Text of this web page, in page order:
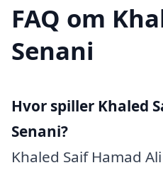
FAQ om
Senani
Hvor spiller Khaled
Senani?
Khaled Saif Hamad